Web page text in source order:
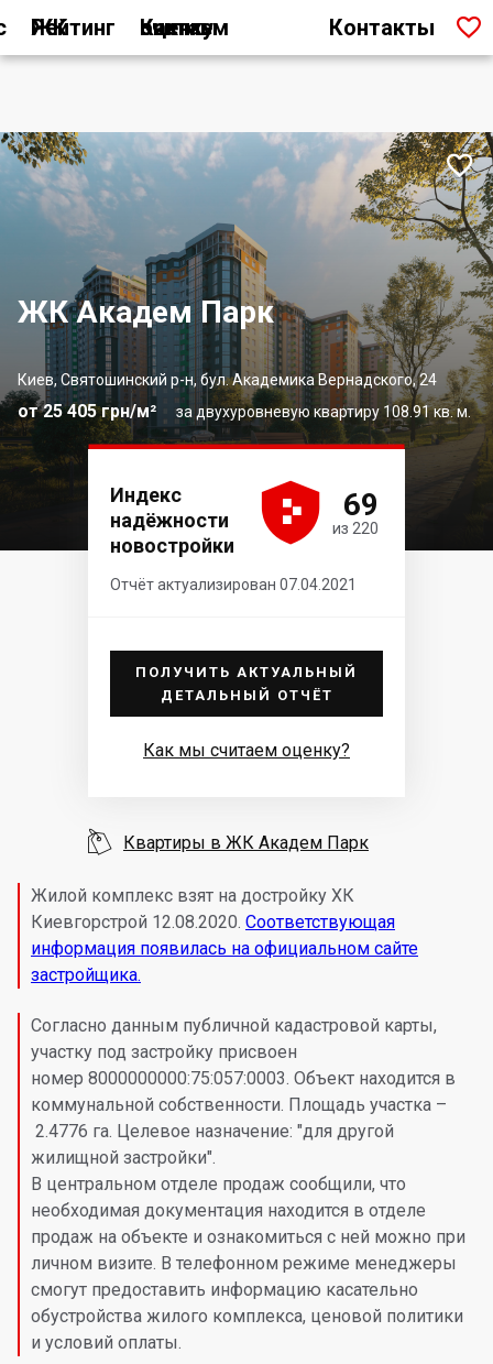
Рейтинг ЖК Как мы считаем оценку Контакты 
ЖК Академ Парк
Киев, Святошинский р-н, бул. Академика Вернадского, 24
за двухуровневую квартиру 108.91 кв. м.
от 25 405 грн/м²

Жилой комплекс взят на достройку ХК
Киевгорстрой 12.08.2020. Соответствующая
информация появилась на официальном сайте
застройщика.
Согласно данным публичной кадастровой карты,
участку под застройку присвоен
номер 8000000000:75:057:0003. Объект находится в
коммунальной собственности. Площадь участка –
2.4776 га. Целевое назначение: "для другой
жилищной застройки".
В центральном отделе продаж сообщили, что
необходимая документация находится в отделе
продаж на объекте и ознакомиться с ней можно при
личном визите. В телефонном режиме менеджеры
смогут предоставить информацию касательно
обустройства жилого комплекса, ценовой политики
и условий оплаты.
Индекс
надёжности
новостройки




 69
из 220
Отчёт актуализирован 07.04.2021
ПОЛУЧИТЬ АКТУАЛЬНЫЙ
ДЕТАЛЬНЫЙ ОТЧЁТ
Как мы считаем оценку?
 Квартиры в ЖК Академ Парк